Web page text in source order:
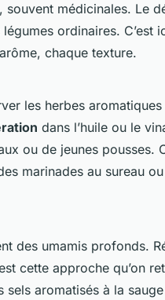
médicinales. Le
ordinaires. C’est
chaque texture.
les herbes
dans l’huile ou le
ou de jeunes pousses.
marinades au sureau
des umamis profonds.
cette approche qu’on
aromatisés à la